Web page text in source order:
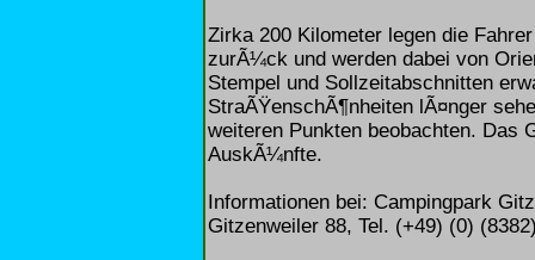
Zirka 200 Kilometer legen die
zurÃ¼ck und werden dabei von
Stempel und Sollzeitabschnitten
StraÃŸenschÃ¶nheiten lÃ¤nger
weiteren Punkten beobachten. Das
AuskÃ¼nfte.
Informationen bei: Campingpark
Gitzenweiler 88, Tel. (+49) (0)